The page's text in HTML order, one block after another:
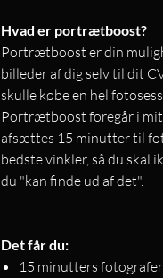
Hvad er portrætboost?
Portrætboost er din
billeder af dig selv til dit
skulle købe en hel
Portrætboost foregår i
afsættes 15 minutter til
bedste vinkler, så du skal
du "kan finde ud af det".
Det får du:
15 minutters